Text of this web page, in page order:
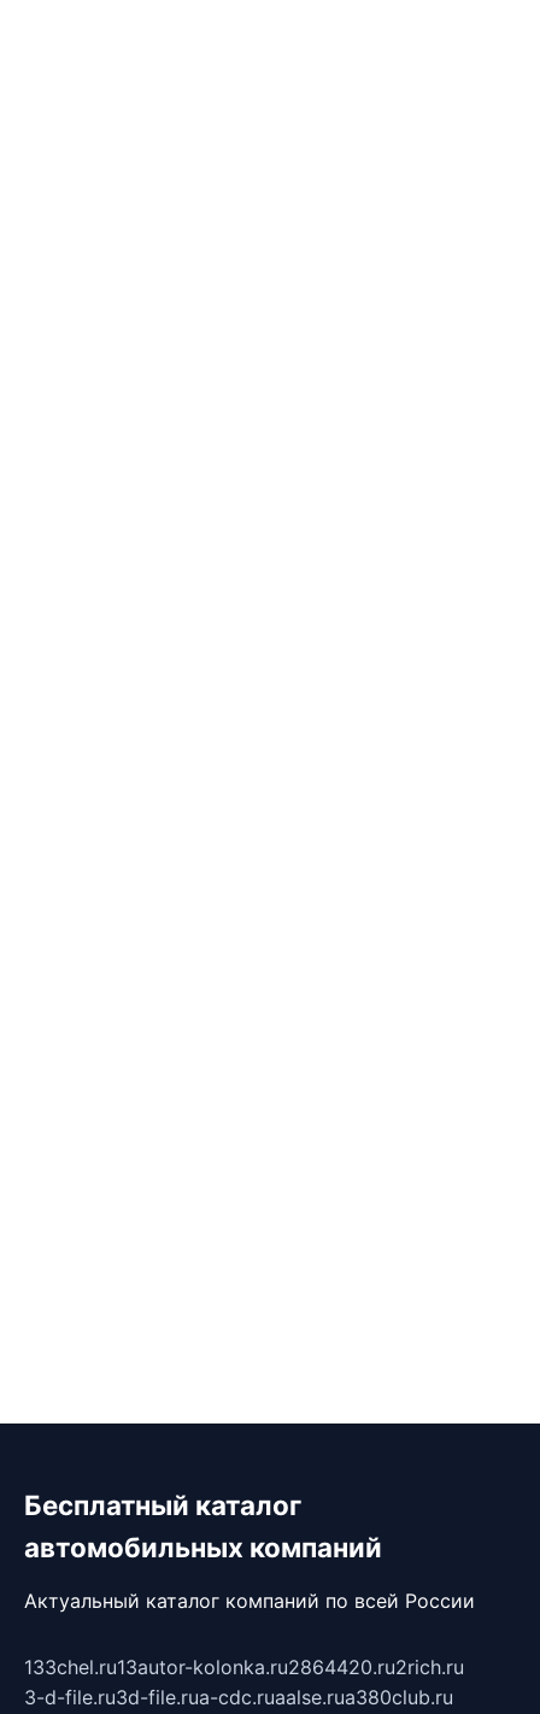
Бесплатный каталог
автомобильных компаний
Актуальный каталог компаний по всей России
133chel.ru13autor-kolonka.ru2864420.ru2rich.ru
3-d-file.ru3d-file.rua-cdc.ruaalse.rua380club.ru